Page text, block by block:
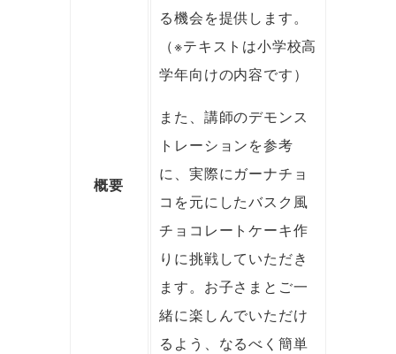
概要
る機会を提供します。
（※テキストは小学校高
学年向けの内容です）
また、講師のデモンス
トレーションを参考
に、実際にガーナチョ
コを元にしたバスク風
チョコレートケーキ作
りに挑戦していただき
ます。お子さまとご一
緒に楽しんでいただけ
るよう、なるべく簡単